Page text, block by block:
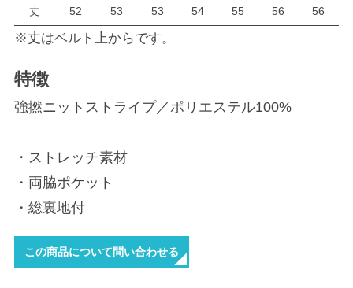
丈 52 53 53 54 55 56 56
※丈はベルト上からです。
特徴
強撚ニットストライプ／ポリエステル100%
・ストレッチ素材
・両脇ポケット
・総裏地付
この商品について問い合わせる